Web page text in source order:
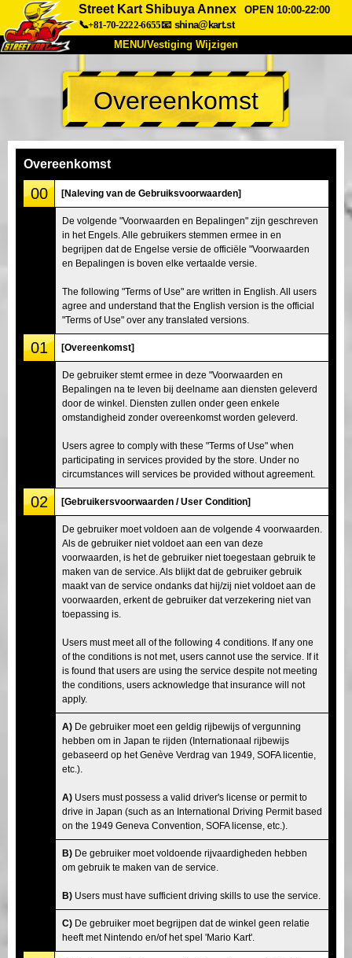
Street Kart Shibuya Annex
OPEN 10:00-22:00
📞+81-70-2222-6655📧 shina@kart.st
MENU/Vestiging Wijzigen
TOP
Over Ons Specificaties Prijs
Veelgestelde Vragen
Bedrijf
Tokio Shinagawa Tokio Akihabara#1
Tokio Akihabara#2 Tokio Shibuya
Tokio Shibuya Annex Tokio Baai
Tokio Asakusa Osaka
Okinawa
Overeenkomst
Overeenkomst
00 [Naleving van de Gebruiksvoorwaarden]
De volgende "Voorwaarden en Bepalingen" zijn geschreven
in het Engels. Alle gebruikers stemmen ermee in en
begrijpen dat de Engelse versie de officiële "Voorwaarden
en Bepalingen is boven elke vertaalde versie.
The following "Terms of Use" are written in English. All users
agree and understand that the English version is the official
"Terms of Use" over any translated versions.
01 [Overeenkomst]
De gebruiker stemt ermee in deze "Voorwaarden en
Bepalingen na te leven bij deelname aan diensten geleverd
door de winkel. Diensten zullen onder geen enkele
omstandigheid zonder overeenkomst worden geleverd.
Users agree to comply with these "Terms of Use" when
participating in services provided by the store. Under no
circumstances will services be provided without agreement.
02 [Gebruikersvoorwaarden / User Condition]
De gebruiker moet voldoen aan de volgende 4 voorwaarden.
Als de gebruiker niet voldoet aan een van deze
voorwaarden, is het de gebruiker niet toegestaan gebruik te
maken van de service. Als blijkt dat de gebruiker gebruik
maakt van de service ondanks dat hij/zij niet voldoet aan de
voorwaarden, erkent de gebruiker dat verzekering niet van
toepassing is.
Users must meet all of the following 4 conditions. If any one
of the conditions is not met, users cannot use the service. If it
is found that users are using the service despite not meeting
the conditions, users acknowledge that insurance will not
apply.
A) De gebruiker moet een geldig rijbewijs of vergunning
hebben om in Japan te rijden (Internationaal rijbewijs
gebaseerd op het Genève Verdrag van 1949, SOFA licentie,
etc.).
A) Users must possess a valid driver's license or permit to
drive in Japan (such as an International Driving Permit based
on the 1949 Geneva Convention, SOFA license, etc.).
B) De gebruiker moet voldoende rijvaardigheden hebben
om gebruik te maken van de service.
B) Users must have sufficient driving skills to use the service.
C) De gebruiker moet begrijpen dat de winkel geen relatie
heeft met Nintendo en/of het spel 'Mario Kart'.